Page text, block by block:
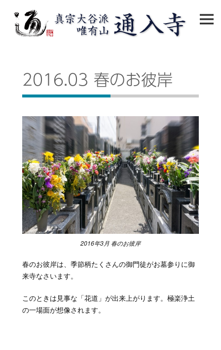
content
2016.03 春のお彼岸
2016年3月 春のお彼岸
春のお彼岸は、季節柄たくさんの御門徒がお墓参りに御
来寺なさいます。
このときは見事な「花道」が出来上がります。極楽浄土
の一場面が想像されます。